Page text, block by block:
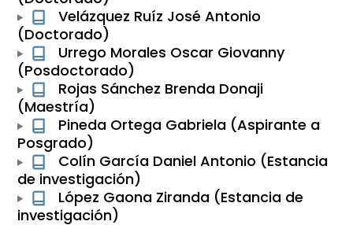
Velázquez Ruíz José Antonio
(Doctorado)
Urrego Morales Oscar Giovanny
(Posdoctorado)
Rojas Sánchez Brenda Donaji
(Maestría)
Pineda Ortega Gabriela (Aspirante a
Posgrado)
Colín García Daniel Antonio (Estancia
de investigación)
López Gaona Ziranda (Estancia de
investigación)